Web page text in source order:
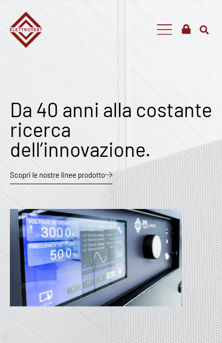
Da 40 anni alla costante
ricerca
dell’innovazione.
Scopri le nostre linee prodotto